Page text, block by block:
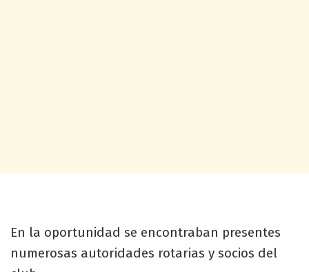
En la oportunidad se encontraban presentes
numerosas autoridades rotarias y socios del